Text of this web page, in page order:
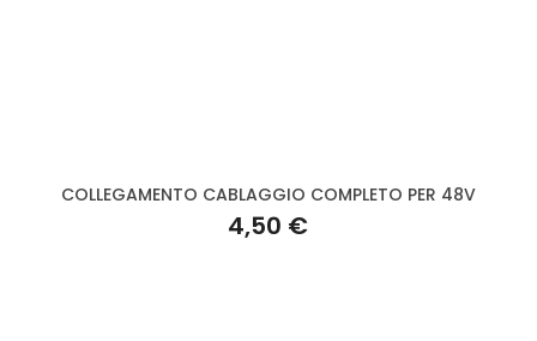
COLLEGAMENTO CABLAGGIO COMPLETO PER 48V
4,50 €